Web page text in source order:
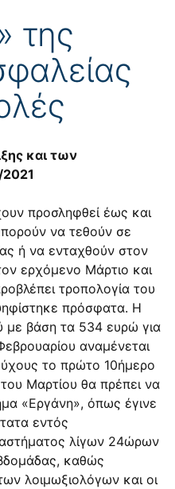
της
και των
προσληφθεί έως και
να τεθούν σε
ή να ενταχθούν στον
ερχόμενο Μάρτιο και
τροπολογία του
πρόσφατα. Η
με βάση τα 534 ευρώ για
αναμένεται
το πρώτο 10ήμερο
Μαρτίου θα πρέπει να
«Εργάνη», όπως έγινε
εντός
λίγων 24ώρων
καθώς
λοιμωξιολόγων και οι